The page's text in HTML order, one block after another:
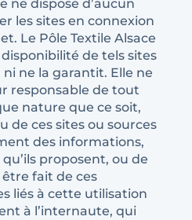
ne dispose d’aucun
les sites en connexion
Le Pôle Textile Alsace
de tels sites
ne la garantit. Elle ne
responsable de tout
nature que ce soit,
de ces sites ou sources
des informations,
proposent, ou de
fait de ces
liés à cette utilisation
à l’internaute, qui